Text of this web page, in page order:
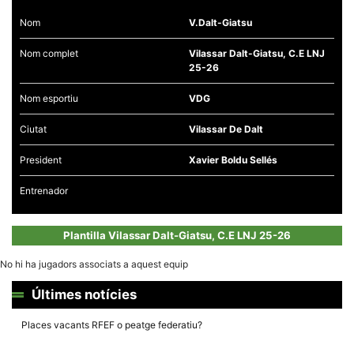
Nom V.Dalt-Giatsu
Nom complet
Vilassar Dalt-Giatsu, C.E LNJ
25-26
Nom esportiu VDG
Ciutat Vilassar De Dalt
President Xavier Boldu Sellés
Entrenador
Plantilla Vilassar Dalt-Giatsu, C.E LNJ 25-26
No hi ha jugadors associats a aquest equip
Últimes notícies
Places vacants RFEF o peatge federatiu?
Necessàries
són
opcionals,
són
necessàries
per al
web.
de manera